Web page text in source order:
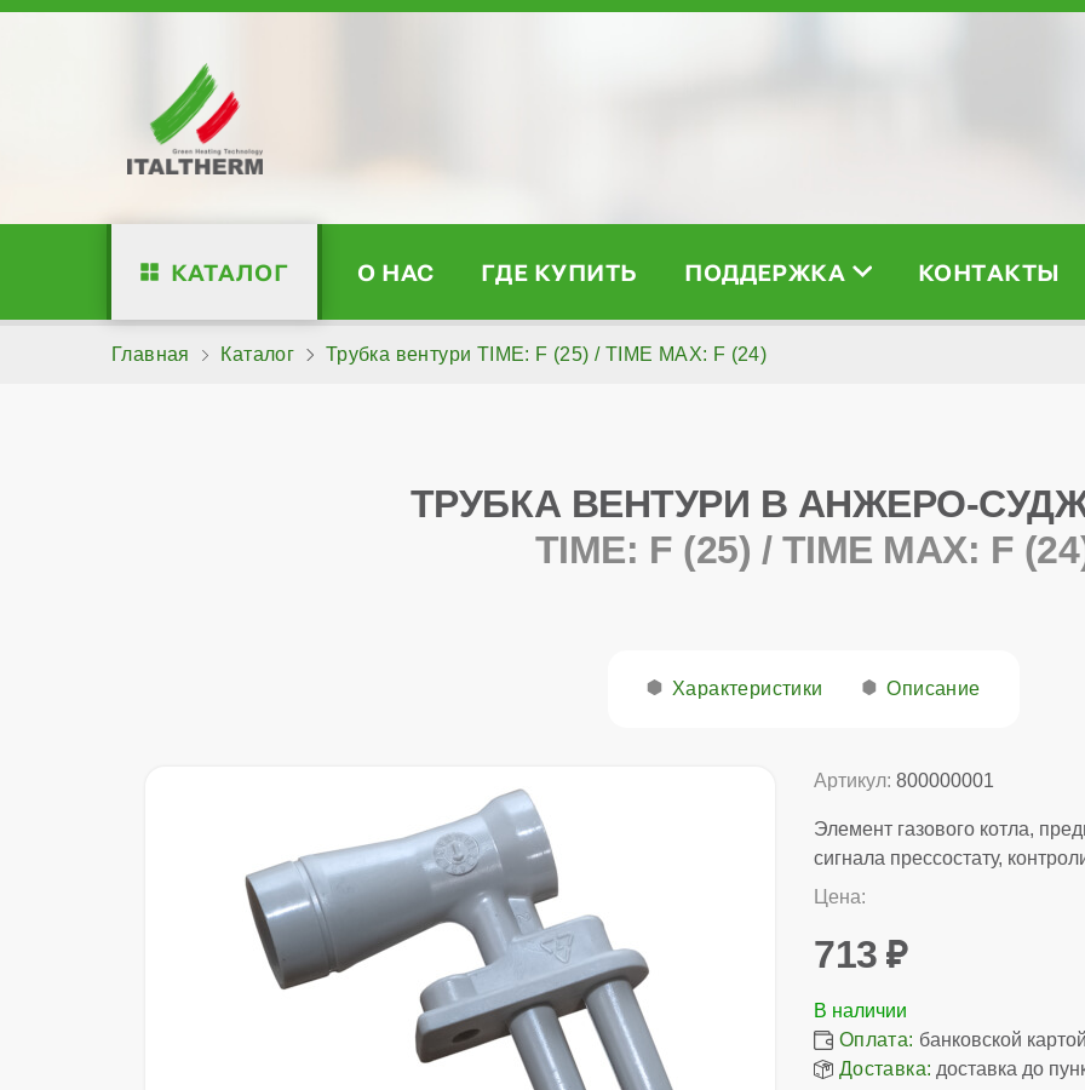
КАТАЛОГ О НАС ГДЕ КУПИТЬ ПОДДЕРЖКА КОНТАКТЫ
Главная Каталог Трубка вентури TIME: F (25) / TIME MAX: F (24)
ТРУБКА ВЕНТУРИ В АНЖЕРО-
TIME: F (25) / TIME MAX: F
Характеристики Описание
Артикул: 800000001
Элемент газового котла,
сигнала прессостату,
Цена:
713
Оплата: банковской
Доставка: доставка до